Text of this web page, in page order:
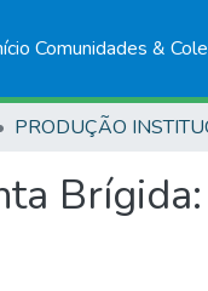
Comunidades &